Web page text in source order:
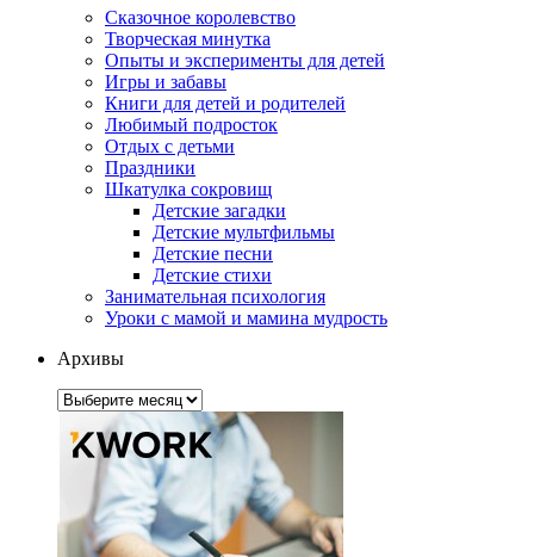
Сказочное королевство
Творческая минутка
Опыты и эксперименты для детей
Игры и забавы
Книги для детей и родителей
Любимый подросток
Отдых с детьми
Праздники
Шкатулка сокровищ
Детские загадки
Детские мультфильмы
Детские песни
Детские стихи
Занимательная психология
Уроки с мамой и мамина мудрость
Архивы
Архивы